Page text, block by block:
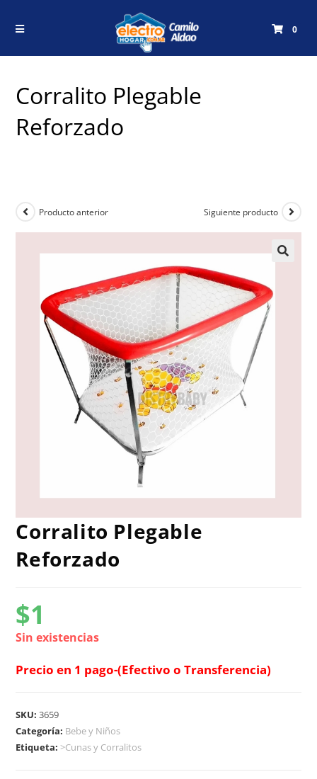
0
Corralito Plegable
Reforzado
Producto anterior Siguiente producto
Corralito Plegable
Reforzado
$1
Sin existencias
Precio en 1 pago-(Efectivo o Transferencia)
SKU:3659
Categoría: Bebe y Niños
Etiqueta:>Cunas y Corralitos